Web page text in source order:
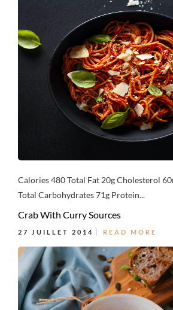
Calories 480 Total Fat 20g Cholesterol
Total Carbohydrates 71g Protein...
Crab With Curry Sources
27 JUILLET 2014 READ MORE